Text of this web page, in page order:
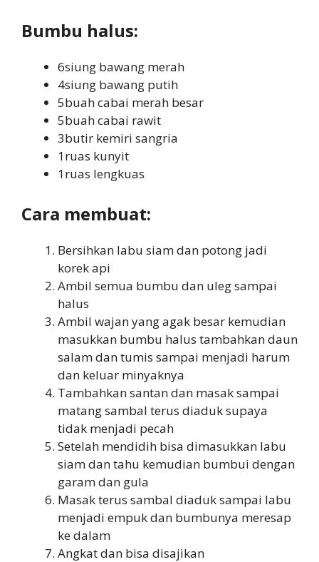
Bumbu halus:
6siung bawang merah
4siung bawang putih
5buah cabai merah besar
5buah cabai rawit
3butir kemiri sangria
1ruas kunyit
1ruas lengkuas
Cara membuat:
Bersihkan labu siam dan potong jadi
korek api
Ambil semua bumbu dan uleg sampai
halus
Ambil wajan yang agak besar kemudian
masukkan bumbu halus tambahkan daun
salam dan tumis sampai menjadi harum
dan keluar minyaknya
Tambahkan santan dan masak sampai
matang sambal terus diaduk supaya
tidak menjadi pecah
Setelah mendidih bisa dimasukkan labu
siam dan tahu kemudian bumbui dengan
garam dan gula
Masak terus sambal diaduk sampai labu
menjadi empuk dan bumbunya meresap
ke dalam
Angkat dan bisa disajikan